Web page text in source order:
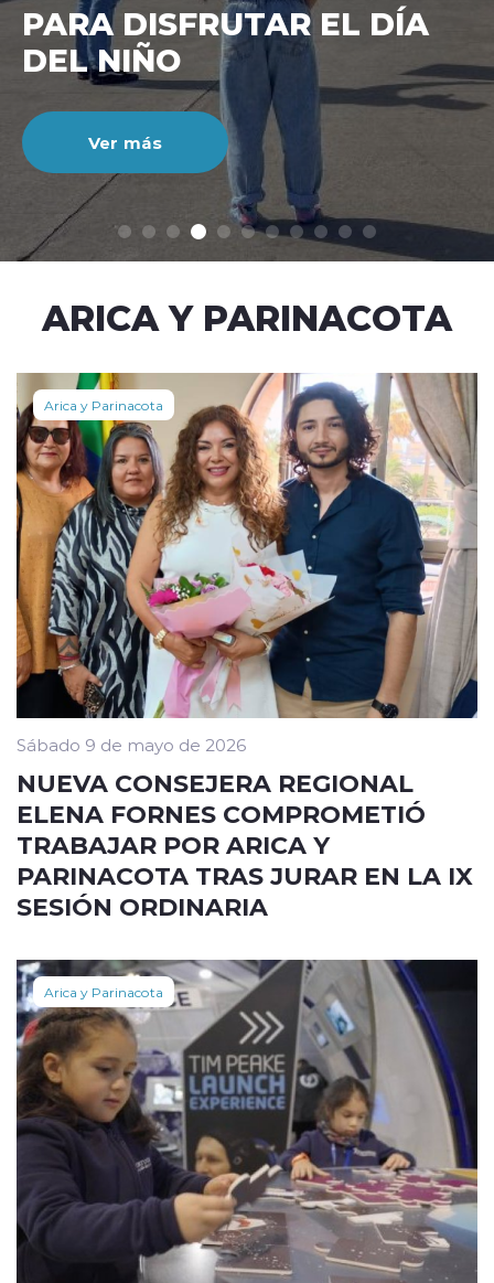
modo claro
CIENTO DURANTE EL MES
DE JULIO
Ver más
ARICA Y PARINACOTA
Arica y Parinacota
Sábado 9 de mayo de 2026
NUEVA CONSEJERA REGIONAL
ELENA FORNES COMPROMETIÓ
TRABAJAR POR ARICA Y
PARINACOTA TRAS JURAR EN LA IX
SESIÓN ORDINARIA
Arica y Parinacota